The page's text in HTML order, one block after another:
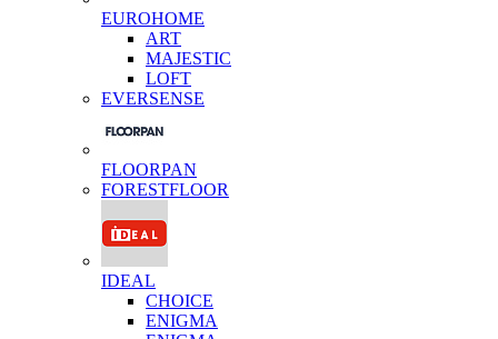
EUROHOME
ART
MAJESTIC
LOFT
EVERSENSE
FLOORPAN
FORESTFLOOR
IDEAL
CHOICE
ENIGMA